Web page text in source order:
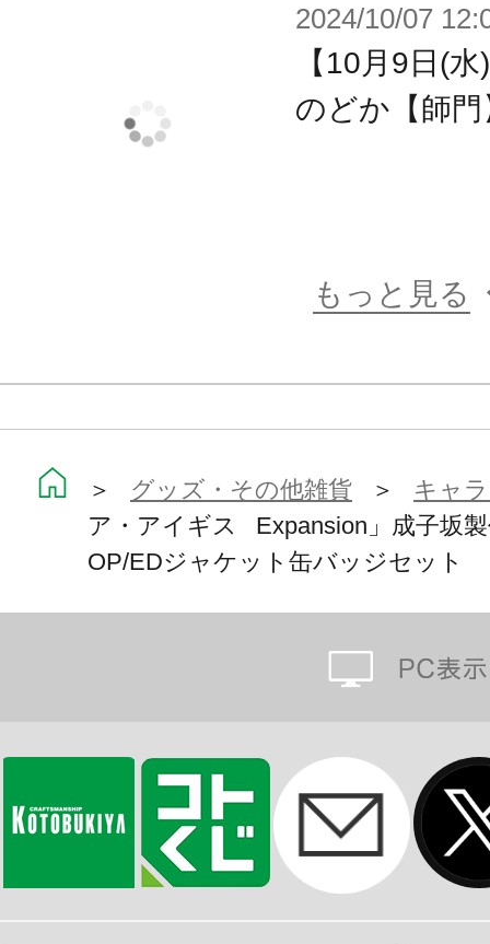
2024/10/07
【10月9日(
のどか【師
もっと見る
＞ グッズ・その他雑貨 ＞ キャ
ア・アイギス Expansion」成子坂
OP/EDジャケット缶バッジセット